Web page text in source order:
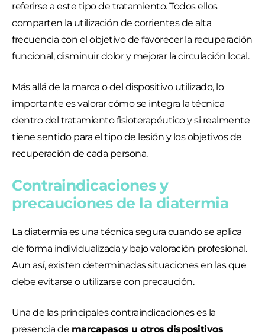
referirse a este tipo de tratamiento. Todos ellos
comparten la utilización de corrientes de alta
frecuencia con el objetivo de favorecer la recuperación
funcional, disminuir dolor y mejorar la circulación local.
Más allá de la marca o del dispositivo utilizado, lo
importante es valorar cómo se integra la técnica
dentro del tratamiento fisioterapéutico y si realmente
tiene sentido para el tipo de lesión y los objetivos de
recuperación de cada persona.
Contraindicaciones y
precauciones de la diatermia
La diatermia es una técnica segura cuando se aplica
de forma individualizada y bajo valoración profesional.
Aun así, existen determinadas situaciones en las que
debe evitarse o utilizarse con precaución.
Una de las principales contraindicaciones es la
presencia de marcapasos u otros dispositivos